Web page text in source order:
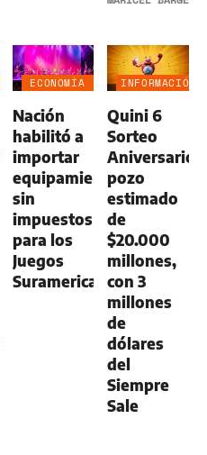
ECONOMÍA
AGRO
Nación
habilitó a
importar
equipamiento
sin
impuestos
para los
Juegos
Suramericanos
INFORMACIÓN
Quini 6
Sorteo
Aniversario:
pozo
estimado
de
$20.000
millones,
con 3
millones
de
dólares
del
Siempre
Sale